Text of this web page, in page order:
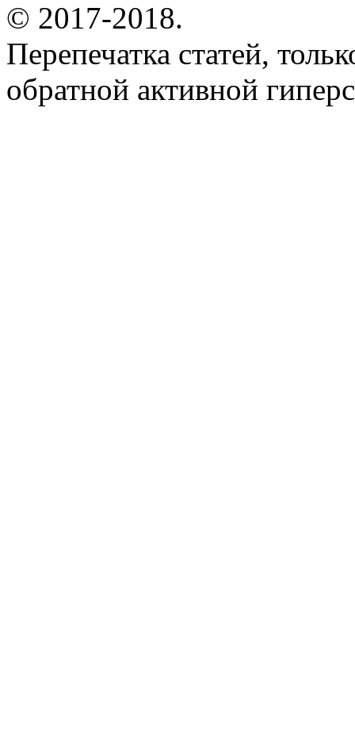
© 2017-2018.
Перепечатка статей,
обратной активной